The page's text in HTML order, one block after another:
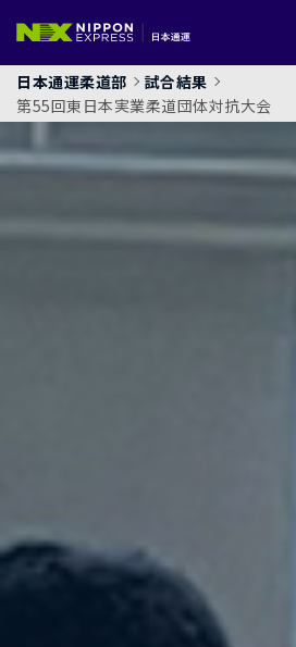
日本通運柔道部
試合結果
第55回東日本実業柔道団体対抗大会